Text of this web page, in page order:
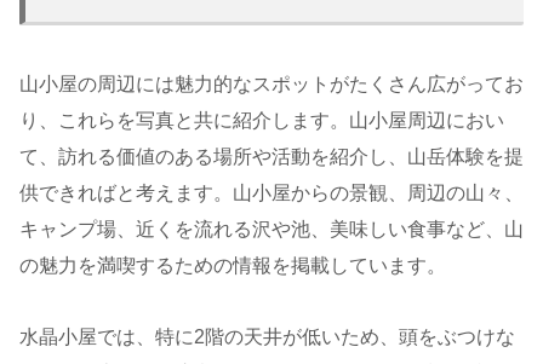
山小屋の周辺には魅力的なスポットがたくさん広がってお
り、これらを写真と共に紹介します。山小屋周辺におい
て、訪れる価値のある場所や活動を紹介し、山岳体験を提
供できればと考えます。山小屋からの景観、周辺の山々、
キャンプ場、近くを流れる沢や池、美味しい食事など、山
の魅力を満喫するための情報を掲載しています。
水晶小屋では、特に2階の天井が低いため、頭をぶつけな